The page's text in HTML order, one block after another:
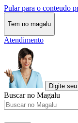
Pular para o conteudo
Tem no magalu
Atendimento
Digite
Buscar no Magalu